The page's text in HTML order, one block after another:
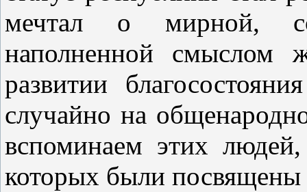
мечтал о мирной,
наполненной смыслом
развитии
случайно на
вспоминаем этих
которых были посвящены